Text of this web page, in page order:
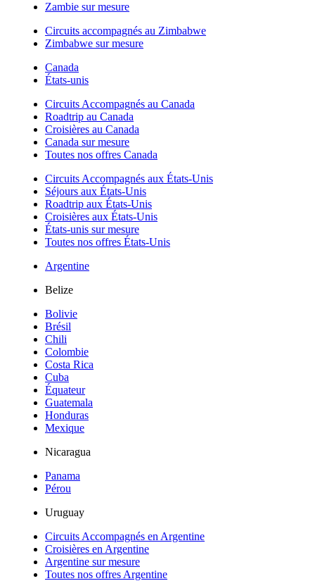
Zambie sur mesure
Circuits accompagnés au Zimbabwe
Zimbabwe sur mesure
Canada
États-unis
Circuits Accompagnés au Canada
Roadtrip au Canada
Croisières au Canada
Canada sur mesure
Toutes nos offres Canada
Circuits Accompagnés aux États-Unis
Séjours aux États-Unis
Roadtrip aux États-Unis
Croisières aux États-Unis
États-unis sur mesure
Toutes nos offres États-Unis
Argentine
Belize
Bolivie
Brésil
Chili
Colombie
Costa Rica
Cuba
Équateur
Guatemala
Honduras
Mexique
Nicaragua
Panama
Pérou
Uruguay
Circuits Accompagnés en Argentine
Croisières en Argentine
Argentine sur mesure
Toutes nos offres Argentine